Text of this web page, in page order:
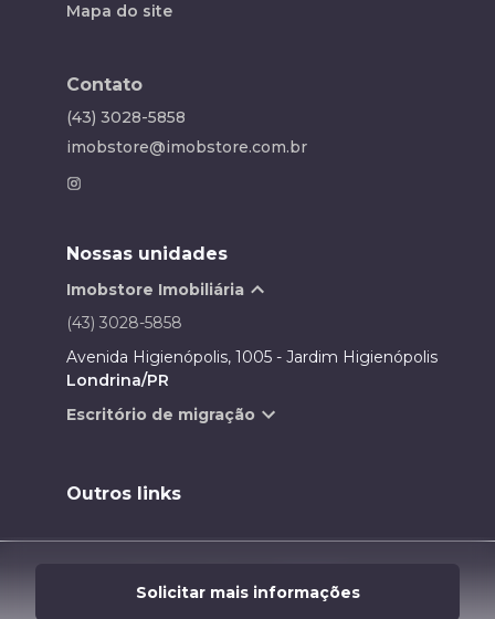
Solicitar mais informações
Mapa do site
Contato
(43) 3028-5858
imobstore@imobstore.com.br
Nossas unidades
Imobstore Imobiliária
(43) 3028-5858
Avenida Higienópolis, 1005 - Jardim Higienópolis
Londrina/PR
Escritório de migração
Outros links
Desenvolvido por